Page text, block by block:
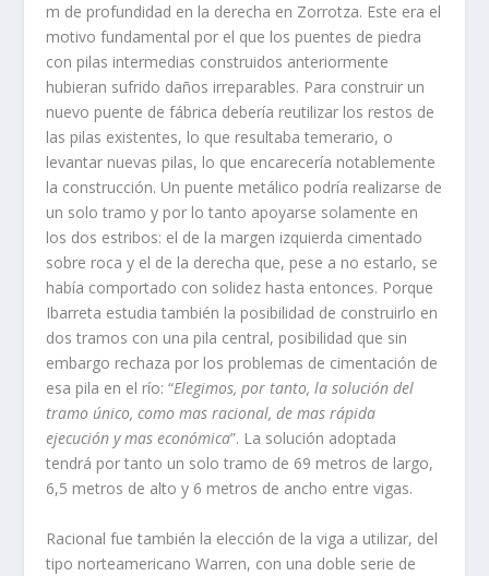
m de profundidad en la derecha en Zorrotza. Este era el
motivo fundamental por el que los puentes de piedra
con pilas intermedias construidos anteriormente
hubieran sufrido daños irreparables. Para construir un
nuevo puente de fábrica debería reutilizar los restos de
las pilas existentes, lo que resultaba temerario, o
levantar nuevas pilas, lo que encarecería notablemente
la construcción. Un puente metálico podría realizarse de
un solo tramo y por lo tanto apoyarse solamente en
los dos estribos: el de la margen izquierda cimentado
sobre roca y el de la derecha que, pese a no estarlo, se
había comportado con solidez hasta entonces. Porque
Ibarreta estudia también la posibilidad de construirlo en
dos tramos con una pila central, posibilidad que sin
embargo rechaza por los problemas de cimentación de
esa pila en el río: “Elegimos, por tanto, la solución del
tramo único, como mas racional, de mas rápida
ejecución y mas económica”. La solución adoptada
tendrá por tanto un solo tramo de 69 metros de largo,
6,5 metros de alto y 6 metros de ancho entre vigas.
Racional fue también la elección de la viga a utilizar, del
tipo norteamericano Warren, con una doble serie de